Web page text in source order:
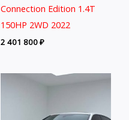
Connection Edition 1.4T
150HP 2WD 2022
2 401 800₽